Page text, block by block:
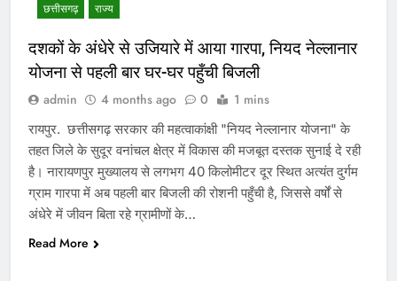
छत्तीसगढ़ राज्य
दशकों के अंधेरे से उजियारे में आया गारपा, नियद नेल्लानार
योजना से पहली बार घर-घर पहुँची बिजली
admin 4 months ago 0 1 mins
रायपुर. छत्तीसगढ़ सरकार की महत्वाकांक्षी "नियद नेल्लानार योजना" के
तहत जिले के सुदूर वनांचल क्षेत्र में विकास की मजबूत दस्तक सुनाई दे रही
है। नारायणपुर मुख्यालय से लगभग 40 किलोमीटर दूर स्थित अत्यंत दुर्गम
ग्राम गारपा में अब पहली बार बिजली की रोशनी पहुँची है, जिससे वर्षों से
अंधेरे में जीवन बिता रहे ग्रामीणों के…
Read More